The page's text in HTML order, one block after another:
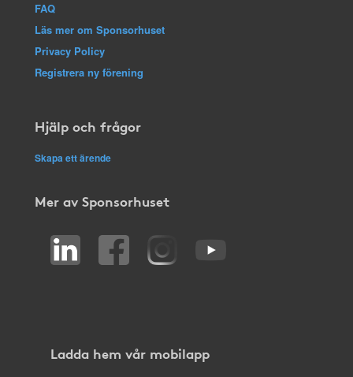
FAQ
Läs mer om Sponsorhuset
Privacy Policy
Registrera ny förening
Hjälp och frågor
Skapa ett ärende
Mer av Sponsorhuset
Ladda hem vår mobilapp